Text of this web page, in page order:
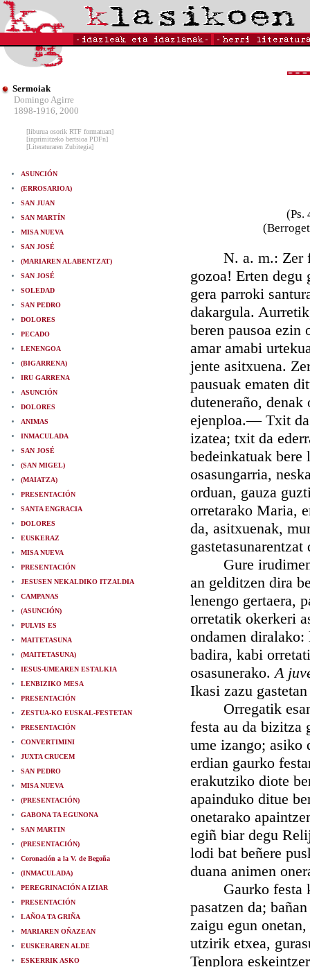
Sermoiak
Domingo Agirre
1898-1916, 2000
[liburua osorik RTF formatuan]
[inprimitzeko bertsioa PDFn]
[Literaturaren Zubitegia]
ASUNCIÓN
(ERROSARIOA)
SAN JUAN
SAN MARTÍN
MISA NUEVA
SAN JOSÉ
(MARIAREN ALABENTZAT)
SAN JOSÉ
SOLEDAD
SAN PEDRO
DOLORES
PECADO
LENENGOA
(BIGARRENA)
IRU GARRENA
ASUNCIÓN
DOLORES
ANIMAS
INMACULADA
SAN JOSÉ
(SAN MIGEL)
(MAIATZA)
PRESENTACIÓN
SANTA ENGRACIA
DOLORES
EUSKERAZ
MISA NUEVA
PRESENTACIÓN
JESUSEN NEKALDIKO ITZALDIA
CAMPANAS
(ASUNCIÓN)
PULVIS ES
MAITETASUNA
(MAITETASUNA)
IESUS-UMEAREN ESTALKIA
LENBIZIKO MESA
PRESENTACIÓN
ZESTUA-KO EUSKAL-FESTETAN
PRESENTACIÓN
CONVERTIMINI
JUXTA CRUCEM
SAN PEDRO
MISA NUEVA
(PRESENTACIÓN)
GABONA TA EGUNONA
SAN MARTIN
(PRESENTACIÓN)
Coronación a la V. de Begoña
(INMACULADA)
PEREGRINACIÓN A IZIAR
PRESENTACIÓN
LAÑOA TA GRIÑA
MARIAREN OÑAZEAN
EUSKERAREN ALDE
ESKERRIK ASKO
(Ps.
N. a. m.: Zer
gozoa! Erten
gera parroki
dakargula.
beren pausoa ezin
amar amabi
jente asitxuena.
pausuak ematen
duteneraño,
ejenploa.— Txit da
izatea; txit da
bedeinkatuak bere
osasungarria,
orduan, gauza
orretarako Maria,
da, asitxuenak,
Gure irudimena
an gelditzen dira
lenengo gertaera,
orretatik okerkeri
ondamen diralako:
badira, kabi
osasunerako.A
Ikasi zazu
Orregatik esan
festa au da
ume izango; asiko
erdian gaurko
erakutziko diote
apainduko ditue
onetarako
egiñ biar degu
lodi bat beñere
duana animen
Gaurko festa
pasatzen da;
zaigu egun
utzirik etxea,
Tenplora